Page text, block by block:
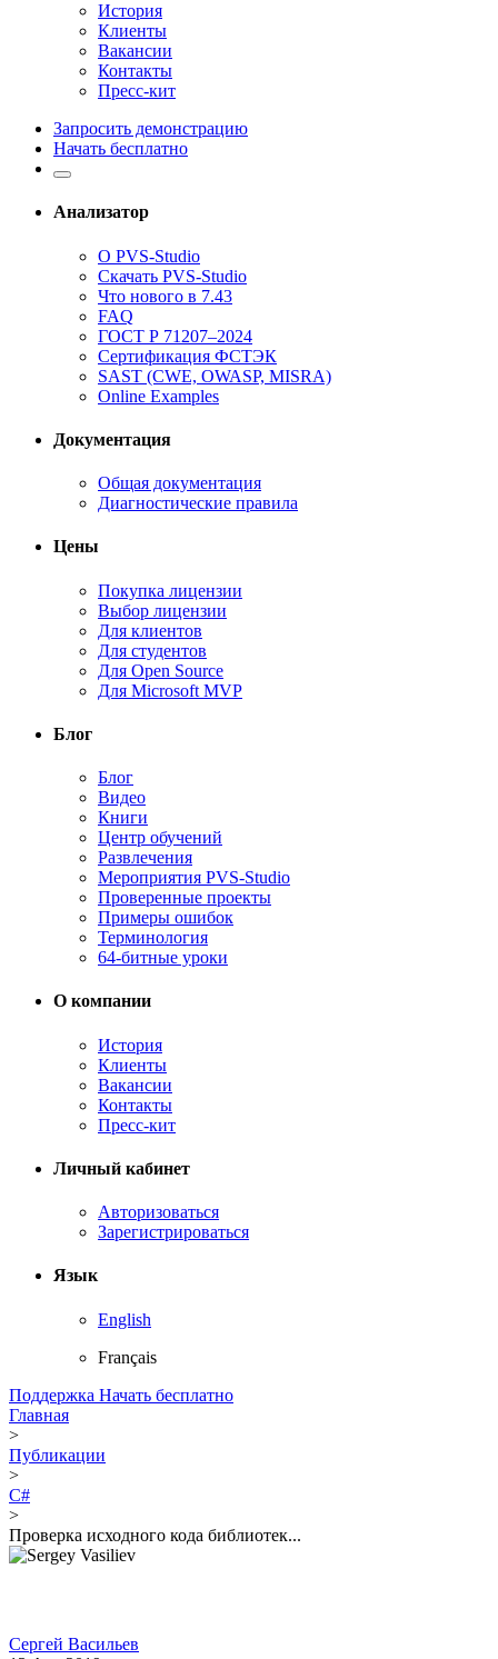
История
Клиенты
Вакансии
Контакты
Пресс-кит
Запросить демонстрацию
Начать бесплатно
Анализатор
О PVS-Studio
Скачать PVS-Studio
Что нового в 7.43
FAQ
ГОСТ Р 71207–2024
Сертификация ФСТЭК
SAST (CWE, OWASP, MISRA)
Online Examples
Документация
Общая документация
Диагностические правила
Цены
Покупка лицензии
Выбор лицензии
Для клиентов
Для студентов
Для Open Source
Для Microsoft MVP
Блог
Блог
Видео
Книги
Центр обучений
Развлечения
Мероприятия PVS-Studio
Проверенные проекты
Примеры ошибок
Терминология
64-битные уроки
О компании
История
Клиенты
Вакансии
Контакты
Пресс-кит
Личный кабинет
Авторизоваться
Зарегистрироваться
Язык
English
Français
Поддержка Начать бесплатно
Главная
>
Публикации
>
C#
>
Проверка исходного кода библиотек...
Сергей Васильев